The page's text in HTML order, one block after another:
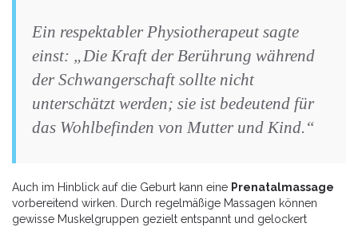
Ein respektabler Physiotherapeut sagte
einst: „Die Kraft der Berührung während
der Schwangerschaft sollte nicht
unterschätzt werden; sie ist bedeutend für
das Wohlbefinden von Mutter und Kind.“
Auch im Hinblick auf die Geburt kann eine Prenatalmassage
vorbereitend wirken. Durch regelmäßige Massagen können
gewisse Muskelgruppen gezielt entspannt und gelockert